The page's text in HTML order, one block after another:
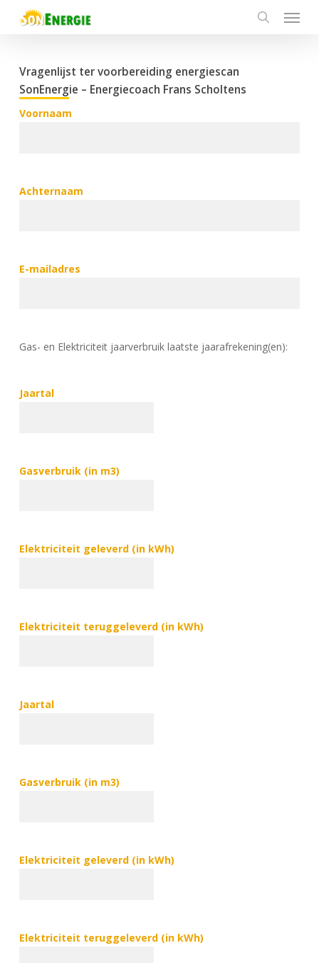
Menu
Vragenlijst ter voorbereiding energiescan
SonEnergie – Energiecoach Frans Scholtens
Voornaam
Achternaam
E-mailadres
Gas- en Elektriciteit jaarverbruik laatste jaarafrekening(en):
Jaartal
Gasverbruik (in m3)
Elektriciteit geleverd (in kWh)
Elektriciteit teruggeleverd (in kWh)
Jaartal
Gasverbruik (in m3)
Elektriciteit geleverd (in kWh)
Elektriciteit teruggeleverd (in kWh)